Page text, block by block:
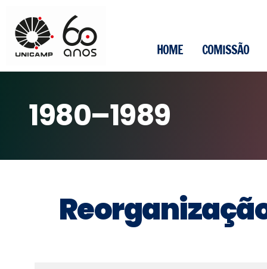
Pular
para
conteúdo
HOME COMISSÃO
1980–1989